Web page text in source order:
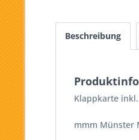
Beschreibung
Klappkarte
mmm Münster